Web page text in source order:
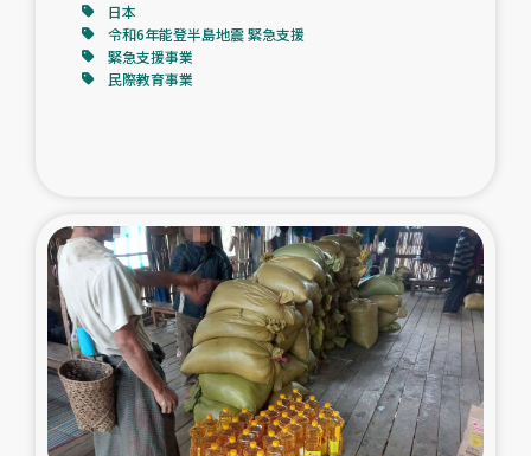
日本
令和6年能登半島地震 緊急支援
緊急支援事業
民際教育事業